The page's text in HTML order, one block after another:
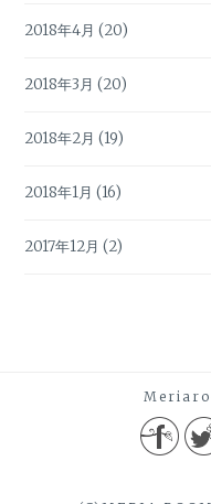
2018年4月 (20)
2018年3月 (20)
2018年2月 (19)
2018年1月 (16)
2017年12月 (2)